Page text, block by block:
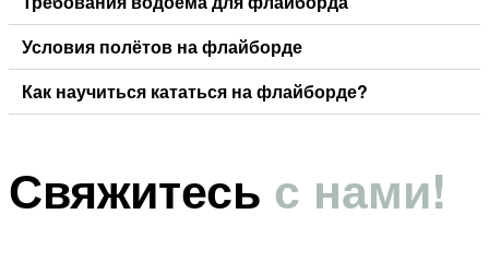
Условия полётов на флайборде
Как научиться кататься на флайборде?
Свяжитесь с нами!